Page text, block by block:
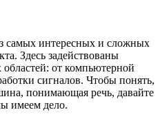
самых интересных и сложных
Здесь задействованы
от компьютерной
сигналов. Чтобы понять,
понимающая речь, давайте
имеем дело.